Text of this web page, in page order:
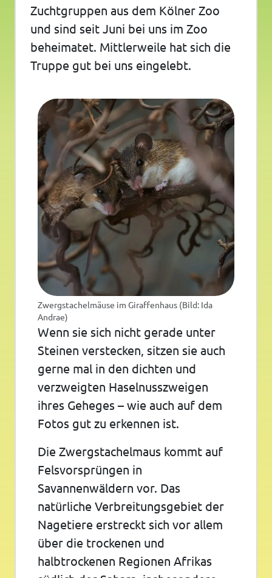
Zuchtgruppen aus dem Kölner Zoo
und sind seit Juni bei uns im Zoo
beheimatet. Mittlerweile hat sich die
Truppe gut bei uns eingelebt.
Zwergstachelmäuse im Giraffenhaus (Bild: Ida
Andrae)
Wenn sie sich nicht gerade unter
Steinen verstecken, sitzen sie auch
gerne mal in den dichten und
verzweigten Haselnusszweigen
ihres Geheges – wie auch auf dem
Fotos gut zu erkennen ist.
Die Zwergstachelmaus kommt auf
Felsvorsprüngen in
Savannenwäldern vor. Das
natürliche Verbreitungsgebiet der
Nagetiere erstreckt sich vor allem
über die trockenen und
halbtrockenen Regionen Afrikas